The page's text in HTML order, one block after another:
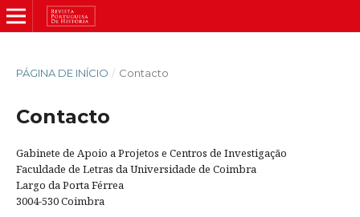
PÁGINA DE INÍCIO / Contacto
Contacto
Gabinete de Apoio a Projetos e Centros de Investigação
Faculdade de Letras da Universidade de Coimbra
Largo da Porta Férrea
3004-530 Coimbra